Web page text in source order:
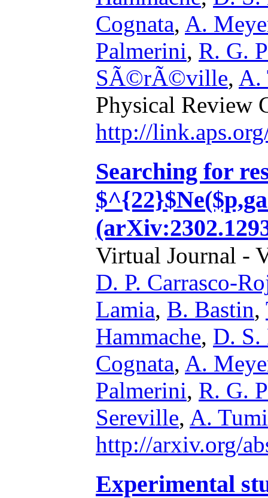
Cognata, A.
Palmerini, R. G.
SÃ©rÃ©ville, A.
Physical Review
http://
Searching for
Virtual Journal -
D. P. Carrasco-
Lamia, B. Bastin,
Hammache, D. S.
Cognata, A.
Palmerini, R. G.
Sereville, A.
http://arxiv.org/
Experimental